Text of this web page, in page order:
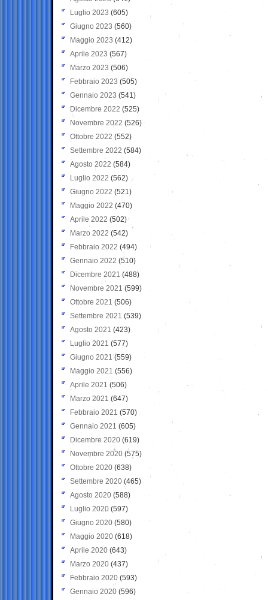
Luglio 2023 (605)
Giugno 2023 (560)
Maggio 2023 (412)
Aprile 2023 (567)
Marzo 2023 (506)
Febbraio 2023 (505)
Gennaio 2023 (541)
Dicembre 2022 (525)
Novembre 2022 (526)
Ottobre 2022 (552)
Settembre 2022 (584)
Agosto 2022 (584)
Luglio 2022 (562)
Giugno 2022 (521)
Maggio 2022 (470)
Aprile 2022 (502)
Marzo 2022 (542)
Febbraio 2022 (494)
Gennaio 2022 (510)
Dicembre 2021 (488)
Novembre 2021 (599)
Ottobre 2021 (506)
Settembre 2021 (539)
Agosto 2021 (423)
Luglio 2021 (577)
Giugno 2021(559)
Maggio 2021 (556)
Aprile 2021 (506)
Marzo 2021 (647)
Febbraio 2021 (570)
Gennaio 2021 (605)
Dicembre 2020 (619)
Novembre 2020 (575)
Ottobre 2020 (638)
Settembre 2020(465)
Agosto 2020 (588)
Luglio 2020 (597)
Giugno 2020 (580)
Maggio 2020 (618)
Aprile 2020 (643)
Marzo 2020 (437)
Febbraio 2020 (593)
Gennaio 2020 (596)